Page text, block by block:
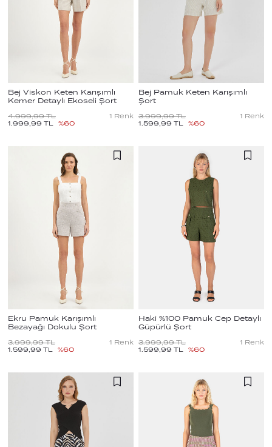
Bej Viskon Keten Karışımlı
Kemer Detaylı Ekoseli Şort
4.999,99 TL
1.999,99 TL %60
1 Renk
Bej Pamuk Keten Karışımlı
Şort
3.999,99 TL
1.599,99 TL %60
1 Renk
Ekru Pamuk Karışımlı
Bezayağı Dokulu Şort
3.999,99 TL
1.599,99 TL %60
1 Renk
Haki %100 Pamuk Cep Detaylı
Güpürlü Şort
3.999,99 TL
1.599,99 TL %60
1 Renk